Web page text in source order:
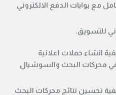
مع بوابات الدفع الالكتروني
للتسويق.
انشاء حملات اعلانية
في محركات البحث والسوشيال
تحسين نتائج محركات البحث